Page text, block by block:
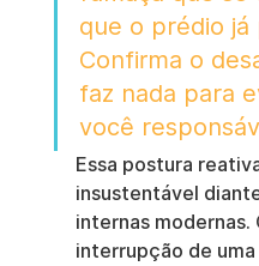
que o prédio
Confirma o
faz nada para
você
Essa postura
insustentável
internas modernas.
interrupção de